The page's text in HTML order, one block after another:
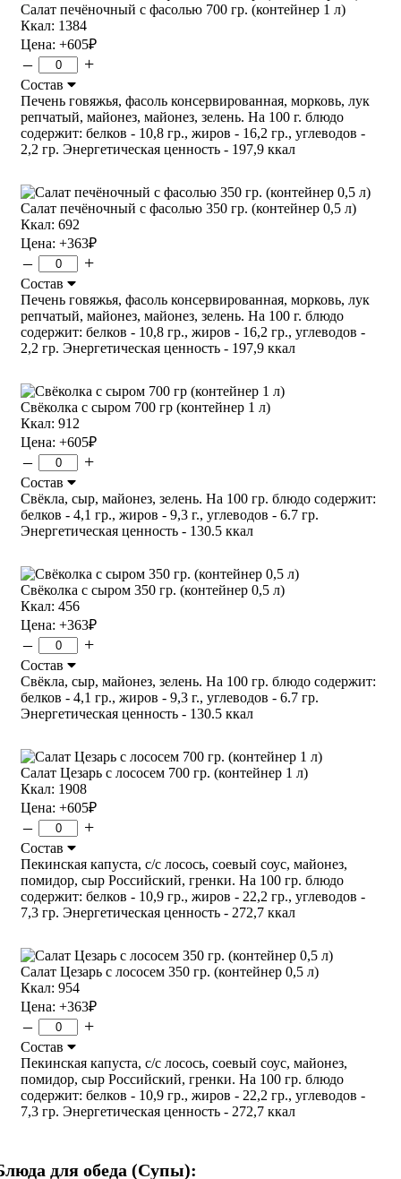
Салат печёночный с фасолью 700 гр. (контейнер 1 л)
Ккал: 1384
Цена: +605₽
– +
Состав
Печень говяжья, фасоль консервированная, морковь, лук
репчатый, майонез, майонез, зелень. На 100 г. блюдо
содержит: белков - 10,8 гр., жиров - 16,2 гр., углеводов -
2,2 гр. Энергетическая ценность - 197,9 ккал
Салат печёночный с фасолью 350 гр. (контейнер 0,5 л)
Ккал: 692
Цена: +363₽
– +
Состав
Печень говяжья, фасоль консервированная, морковь, лук
репчатый, майонез, майонез, зелень. На 100 г. блюдо
содержит: белков - 10,8 гр., жиров - 16,2 гр., углеводов -
2,2 гр. Энергетическая ценность - 197,9 ккал
Свёколка с сыром 700 гр (контейнер 1 л)
Ккал: 912
Цена: +605₽
– +
Состав
Свёкла, сыр, майонез, зелень. На 100 гр. блюдо содержит:
белков - 4,1 гр., жиров - 9,3 г., углеводов - 6.7 гр.
Энергетическая ценность - 130.5 ккал
Свёколка с сыром 350 гр. (контейнер 0,5 л)
Ккал: 456
Цена: +363₽
– +
Состав
Свёкла, сыр, майонез, зелень. На 100 гр. блюдо содержит:
белков - 4,1 гр., жиров - 9,3 г., углеводов - 6.7 гр.
Энергетическая ценность - 130.5 ккал
Салат Цезарь с лососем 700 гр. (контейнер 1 л)
Ккал: 1908
Цена: +605₽
– +
Состав
Пекинская капуста, с/с лосось, соевый соус, майонез,
помидор, сыр Российский, гренки. На 100 гр. блюдо
содержит: белков - 10,9 гр., жиров - 22,2 гр., углеводов -
7,3 гр. Энергетическая ценность - 272,7 ккал
Салат Цезарь с лососем 350 гр. (контейнер 0,5 л)
Ккал: 954
Цена: +363₽
– +
Состав
Пекинская капуста, с/с лосось, соевый соус, майонез,
помидор, сыр Российский, гренки. На 100 гр. блюдо
содержит: белков - 10,9 гр., жиров - 22,2 гр., углеводов -
7,3 гр. Энергетическая ценность - 272,7 ккал
для обеда (Супы):